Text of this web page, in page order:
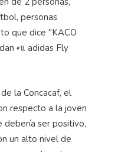
la Concacaf, el
respecto a la joven
debería ser positivo,
un alto nivel de